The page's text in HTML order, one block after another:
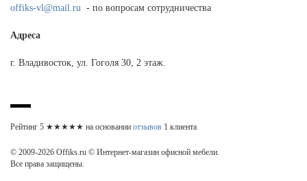
offiks-vl@mail.ru - по вопросам сотрудничества
Адреса
г. Владивосток, ул. Гоголя 30, 2 этаж.
Рейтинг 5 ★★★★★ на основании отзывов 1 клиента
© 2009-2026 Offiks.ru © Интернет-магазин офисной мебели.
Все права защищены.